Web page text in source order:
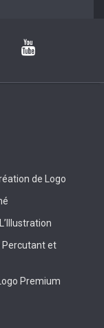
de Logo
Percutant et
Premium